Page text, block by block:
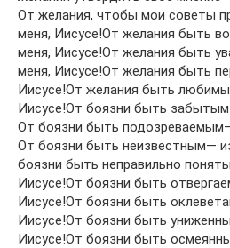
От желания, чтобы мои советы
меня, Иисусе!От желания быть
меня, Иисусе!От желания быть
меня, Иисусе!От желания быть
Иисусе!От желания быть
Иисусе!От боязни быть
От боязни быть
От боязни быть неизвестным—
боязни быть неправильно
Иисусе!От боязни быть
Иисусе!От боязни быть
Иисусе!От боязни быть
Иисусе!От боязни быть